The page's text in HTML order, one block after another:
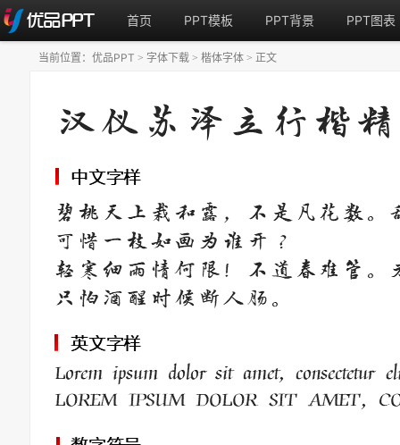
首页 PPT模板 PPT背景 PPT图表
当前位置： 优品PPT > 字体下载 > 楷体字体 > 正文